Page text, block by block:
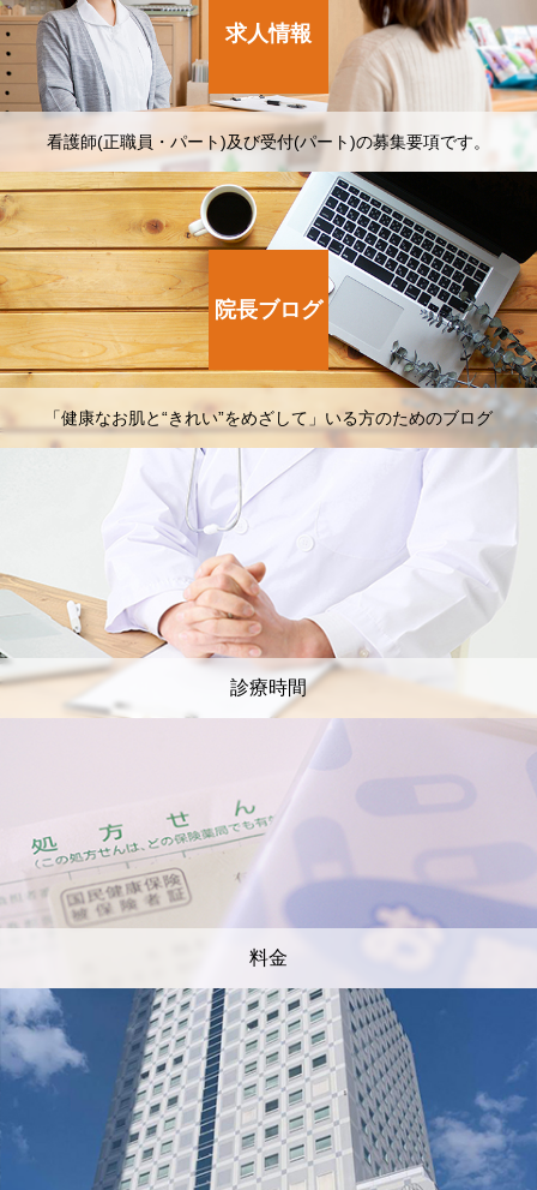
求人情報
看護師(正職員・パート)及び受付(パート)の募集要項です。
院長ブログ
「健康なお肌と“きれい”をめざして」いる方のためのブログ
診療時間
料金